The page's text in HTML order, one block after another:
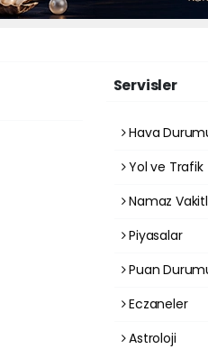
Servisler
Hava
Yol ve Trafik
Namaz
Piyasalar
Puan
Eczaneler
Astroloji